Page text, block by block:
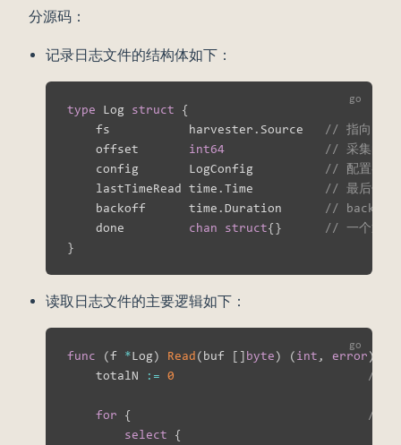
分源码：
记录日志文件的结构体如下：
type Log struct
{
    fs           harvester
. Source
// 指向日志
    offset
int64
// 采集的偏
    config       LogConfig
// 配置参数
    lastTimeRead time
.Time
// 最后修改
    backoff      time
.Duration
// backoff
    done
chan struct{}
// 一个通道
}
读取日志文件的主要逻辑如下：
func (f *Log) Read(buf [ ]byte) (int , error)
    totalN
:= 0 // 记
for {
// 循
select
{